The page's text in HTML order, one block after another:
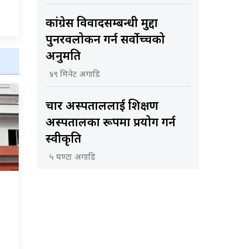
कांग्रेस विवादसम्बन्धी मुद्दा
पुनरवलोकन गर्न सर्वोच्चको
अनुमति
४९ मिनेट अगाडि
चार अस्पताललाई शिक्षण
अस्पतालका रूपमा प्रयोग गर्न
स्वीकृति
५ घण्टा अगाडि